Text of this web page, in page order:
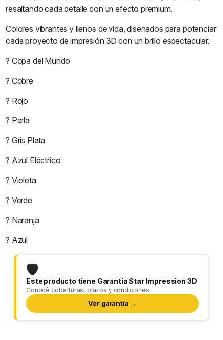
resaltando cada detalle con un efecto premium.
Colores vibrantes y llenos de vida, diseñados para potenciar
cada proyecto de impresión 3D con un brillo espectacular.
? Copa del Mundo
? Cobre
? Rojo
? Perla
? Gris Plata
? Azul Eléctrico
? Violeta
? Verde
? Naranja
? Azul
🛡️
Este producto tiene Garantía Star Impression 3D
Conocé coberturas, plazos y condiciones.
Ver garantía →